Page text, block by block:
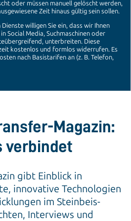
Magazin:
verbindet
gibt Einblick in
innovative Technologien
im Steinbeis-
Interviews und